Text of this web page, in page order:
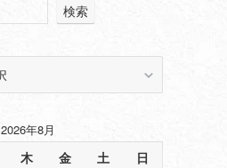
検索
2026年8月
木 金 土 日